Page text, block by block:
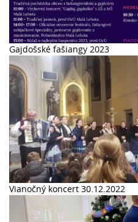
Gajdošské fašiangy 2023
Vianočný koncert 30.12.2022